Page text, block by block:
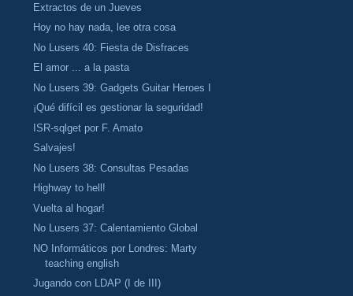
Extractos de un Jueves
Hoy no hay nada, lee otra cosa
No Lusers 40: Fiesta de Disfraces
El amor ... a la pasta
No Lusers 39: Gadgets Guitar Heroes I
¡Qué difícil es gestionar la seguridad!
ISR-sqlget por F. Amato
Salvajes!
No Lusers 38: Consultas Pesadas
Highway to hell!
Vuelta al hogar!
No Lusers 37: Calentamiento Global
NO Informáticos por Londres: Marty
teaching english
Jugando con LDAP (I de III)